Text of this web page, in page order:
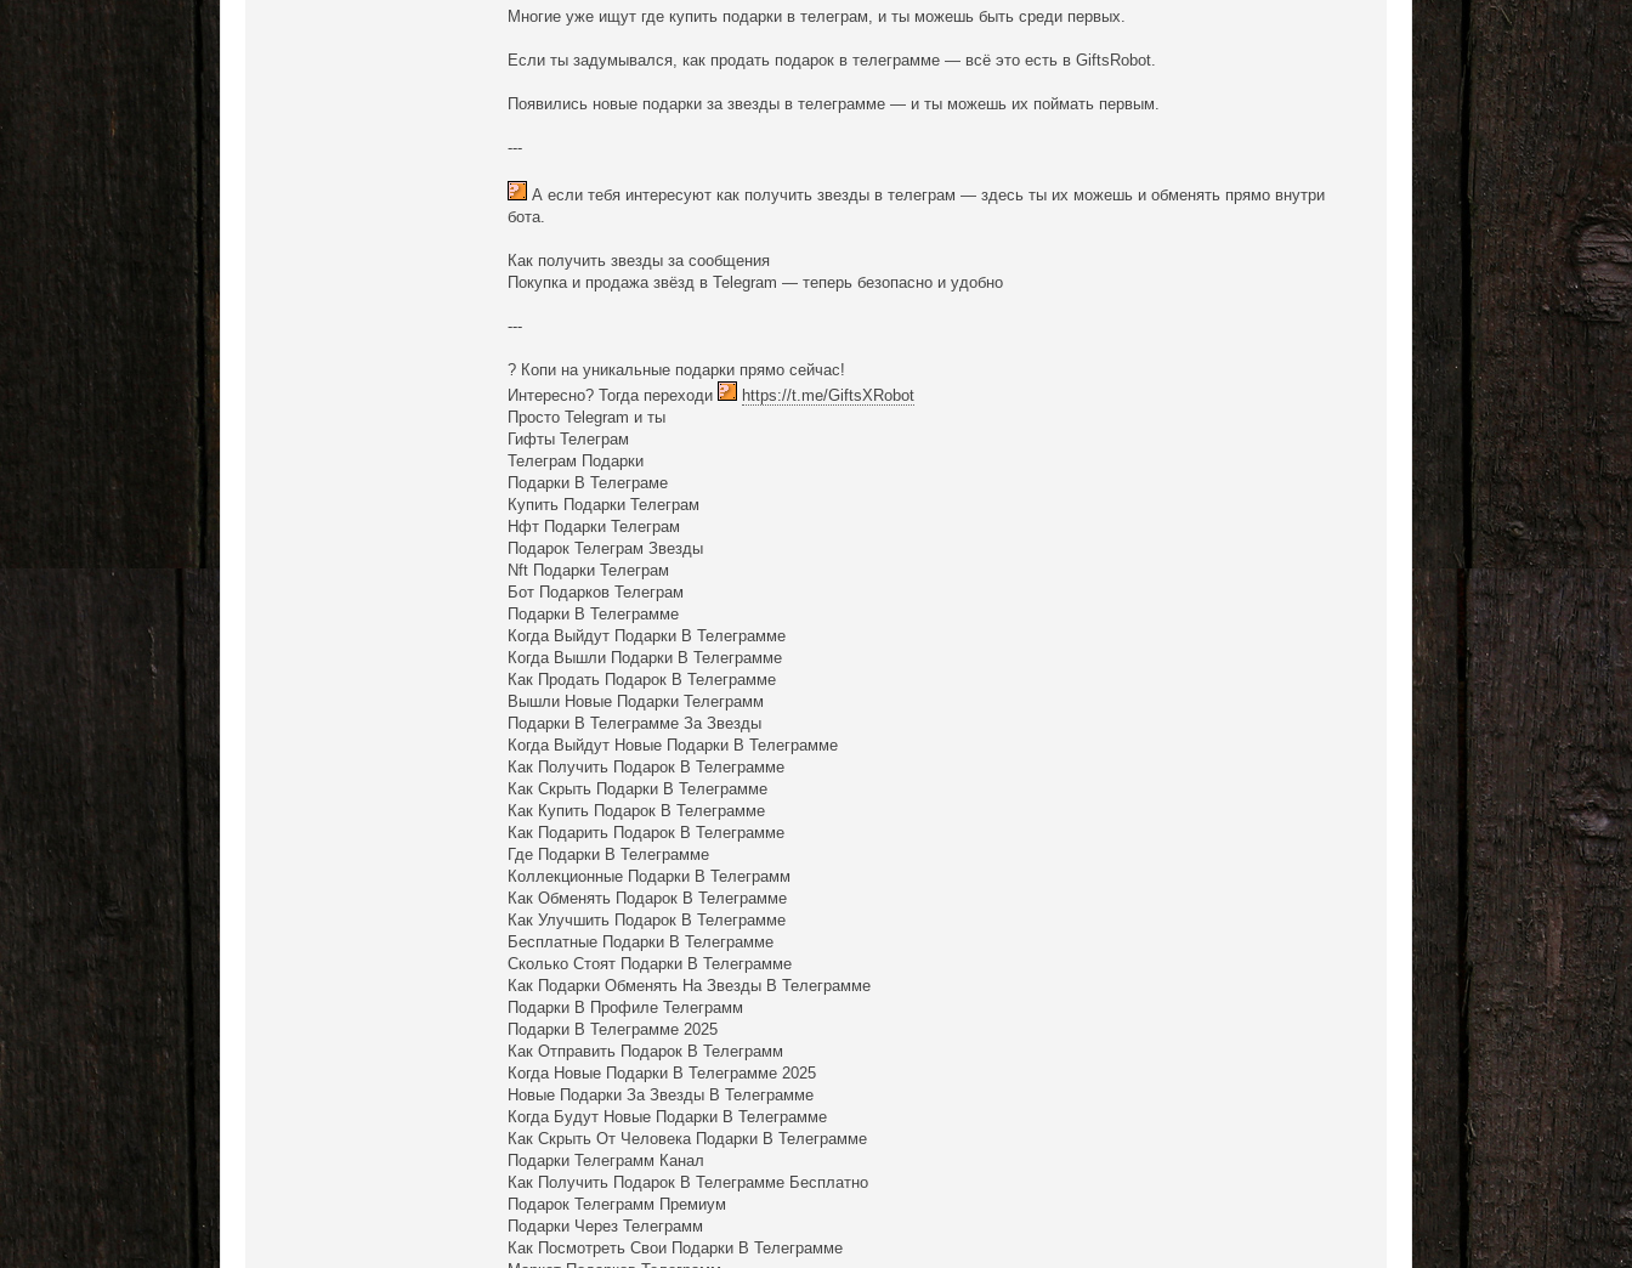
Многие уже ищут где купить подарки в телеграм, и ты можешь быть среди первых.
Если ты задумывался, как продать подарок в телеграмме — всё это есть в GiftsRobot.
Появились новые подарки за звезды в телеграмме — и ты можешь их поймать первым.
---
А если тебя интересуют как получить звезды в телеграм — здесь ты их можешь и обменять прямо внутри
бота.
Как получить звезды за сообщения
Покупка и продажа звёзд в Telegram — теперь безопасно и удобно
---
? Копи на уникальные подарки прямо сейчас!
Интересно? Тогда переходи
https://t.me/GiftsXRobot
Просто Telegram и ты
Гифты Телеграм
Телеграм Подарки
Подарки В Телеграме
Купить Подарки Телеграм
Нфт Подарки Телеграм
Подарок Телеграм Звезды
Nft Подарки Телеграм
Бот Подарков Телеграм
Подарки В Телеграмме
Когда Выйдут Подарки В Телеграмме
Когда Вышли Подарки В Телеграмме
Как Продать Подарок В Телеграмме
Вышли Новые Подарки Телеграмм
Подарки В Телеграмме За Звезды
Когда Выйдут Новые Подарки В Телеграмме
Как Получить Подарок В Телеграмме
Как Скрыть Подарки В Телеграмме
Как Купить Подарок В Телеграмме
Как Подарить Подарок В Телеграмме
Где Подарки В Телеграмме
Коллекционные Подарки В Телеграмм
Как Обменять Подарок В Телеграмме
Как Улучшить Подарок В Телеграмме
Бесплатные Подарки В Телеграмме
Сколько Стоят Подарки В Телеграмме
Как Подарки Обменять На Звезды В Телеграмме
Подарки В Профиле Телеграмм
Подарки В Телеграмме 2025
Как Отправить Подарок В Телеграмм
Когда Новые Подарки В Телеграмме 2025
Новые Подарки За Звезды В Телеграмме
Когда Будут Новые Подарки В Телеграмме
Как Скрыть От Человека Подарки В Телеграмме
Подарки Телеграмм Канал
Как Получить Подарок В Телеграмме Бесплатно
Подарок Телеграмм Премиум
Подарки Через Телеграмм
Как Посмотреть Свои Подарки В Телеграмме